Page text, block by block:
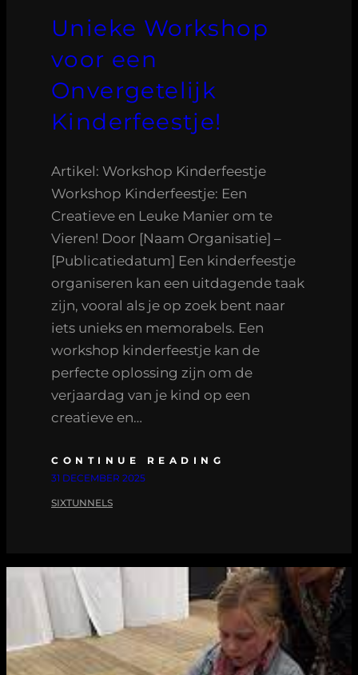
Unieke Workshop
voor een
Onvergetelijk
Kinderfeestje!
Artikel: Workshop Kinderfeestje
Workshop Kinderfeestje: Een
Creatieve en Leuke Manier om te
Vieren! Door [Naam Organisatie] –
[Publicatiedatum] Een kinderfeestje
organiseren kan een uitdagende taak
zijn, vooral als je op zoek bent naar
iets unieks en memorabels. Een
workshop kinderfeestje kan de
perfecte oplossing zijn om de
verjaardag van je kind op een
creatieve en…
CONTINUE READING
31 DECEMBER 2025
SIXTUNNELS